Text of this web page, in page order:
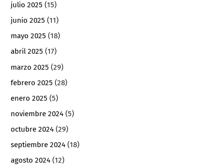
julio 2025 (15)
junio 2025 (11)
mayo 2025 (18)
abril 2025 (17)
marzo 2025 (29)
febrero 2025 (28)
enero 2025 (5)
noviembre 2024 (5)
octubre 2024 (29)
septiembre 2024 (18)
agosto 2024 (12)